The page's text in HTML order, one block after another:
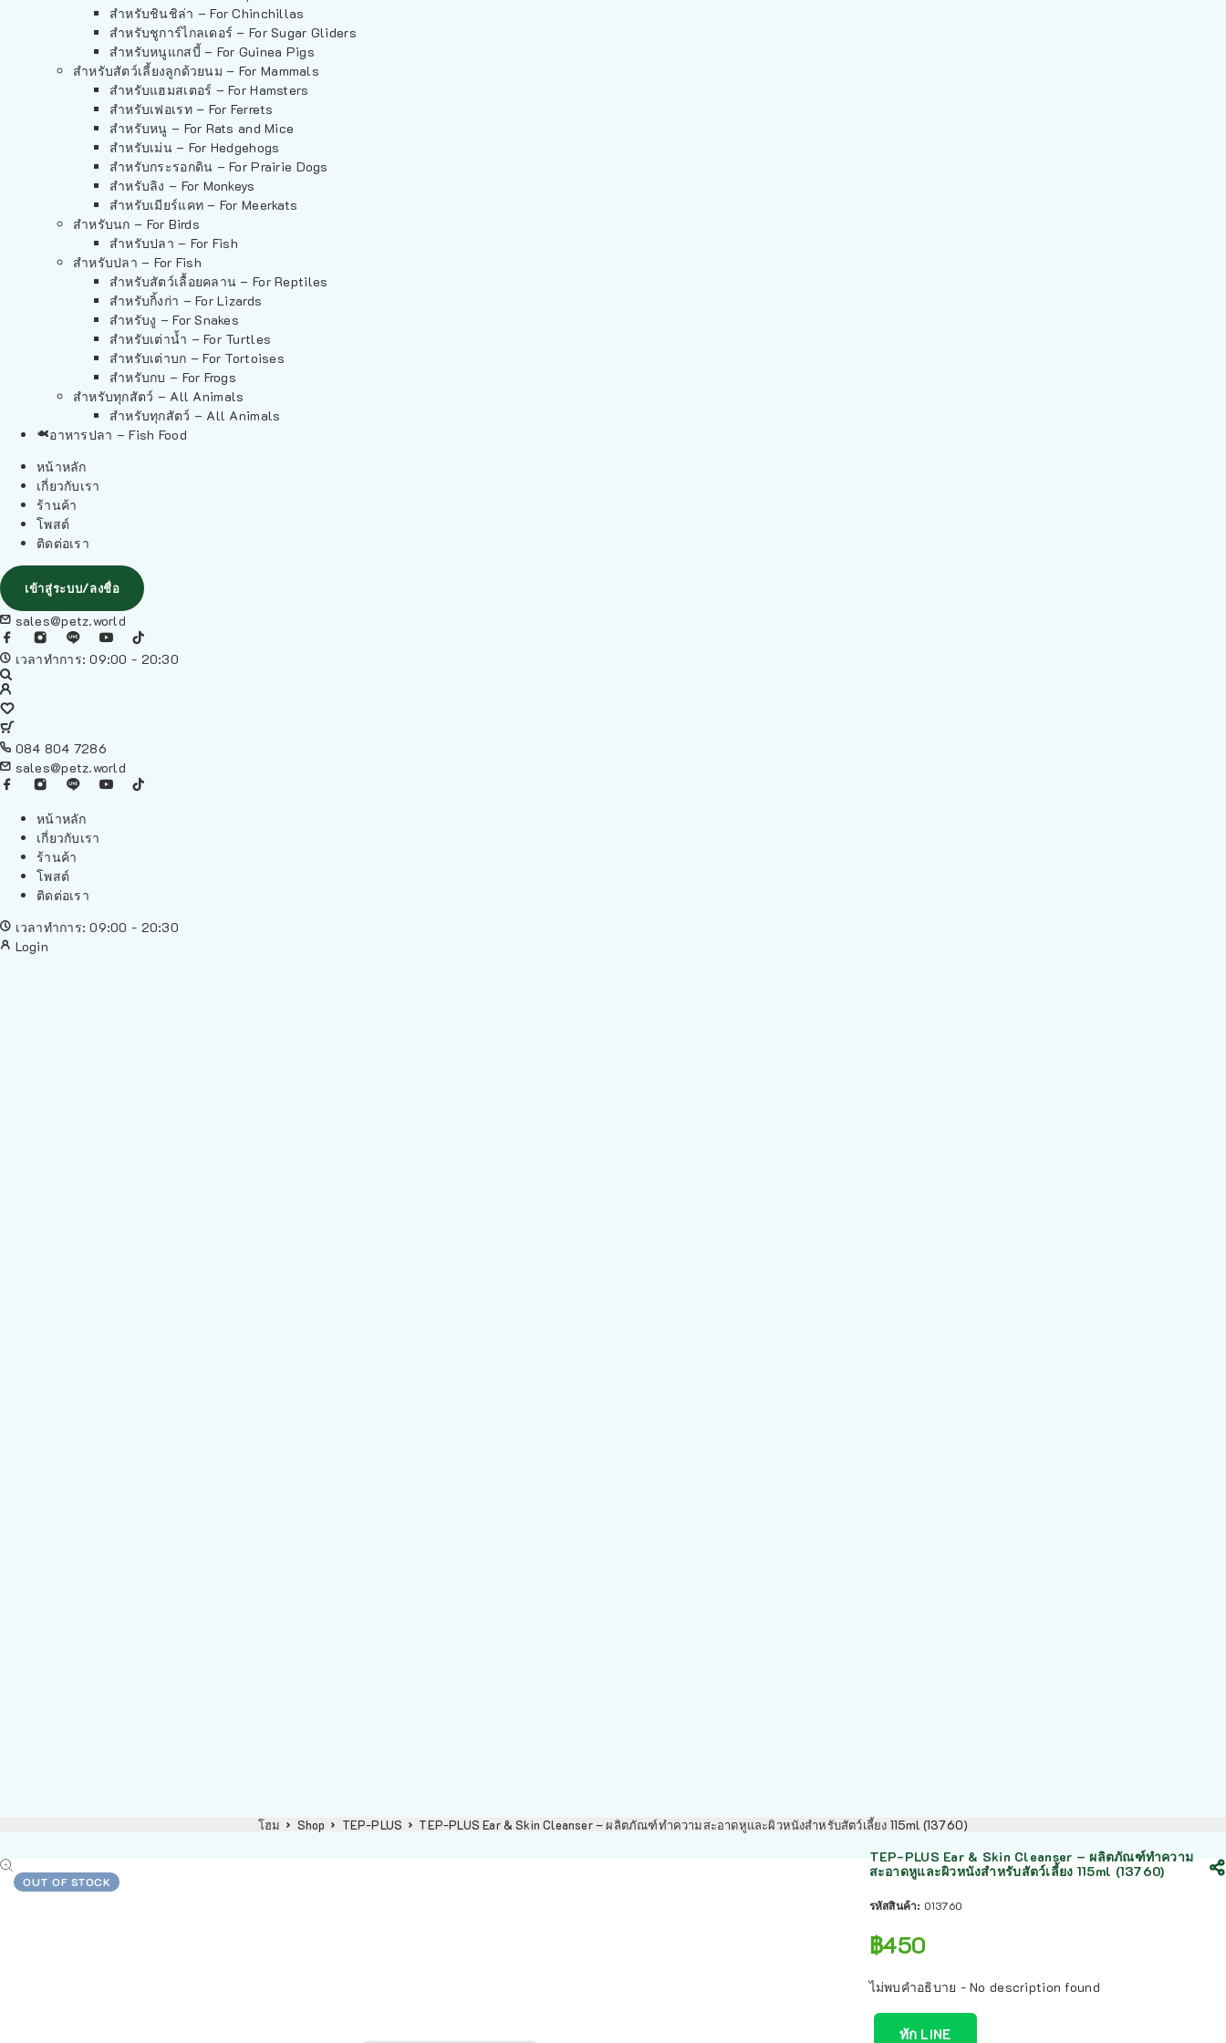
สำหรับชินชิล่า – For Chinchillas
สำหรับชูการ์ไกลเดอร์ – For Sugar Gliders
สำหรับหนูแกสบี้ – For Guinea Pigs
สำหรับสัตว์เลี้ยงลูกด้วยนม – For Mammals
สำหรับแฮมสเตอร์ – For Hamsters
สำหรับเฟอเรท – For Ferrets
สำหรับหนู – For Rats and Mice
สำหรับเม่น – For Hedgehogs
สำหรับกระรอกดิน – For Prairie Dogs
สำหรับลิง – For Monkeys
สำหรับเมียร์แคท – For Meerkats
สำหรับนก – For Birds
สำหรับปลา – For Fish
สำหรับปลา – For Fish
สำหรับสัตว์เลื้อยคลาน – For Reptiles
สำหรับกิ้งก่า – For Lizards
สำหรับงู – For Snakes
สำหรับเต่าน้ำ – For Turtles
สำหรับเต่าบก – For Tortoises
สำหรับกบ – For Frogs
สำหรับทุกสัตว์ – All Animals
สำหรับทุกสัตว์ – All Animals
อาหารปลา – Fish Food
หน้าหลัก
เกี่ยวกับเรา
ร้านค้า
โพสต์
ติดต่อเรา
เข้าสู่ระบบ/ลงชื่อ
sales@petz.world
เวลาทำการ: 09:00 - 20:30
084 804 7286
sales@petz.world
หน้าหลัก
เกี่ยวกับเรา
ร้านค้า
โพสต์
ติดต่อเรา
เวลาทำการ: 09:00 - 20:30
Login
โฮม Shop TEP-PLUS TEP-PLUS Ear & Skin Cleanser – ผลิตภัณฑ์ทำความสะอาดหูและผิวหนังสำหรับสัตว์เลี้ยง 115ml (13760)
OUT OF STOCK
TEP-PLUS Ear & Skin Cleanser – ผลิตภัณฑ์ทำความ
สะอาดหูและผิวหนังสำหรับสัตว์เลี้ยง 115ml (13760)
รหัสสินค้า: 013760
฿450
ไม่พบคำอธิบาย - No description found
ทัก LINE